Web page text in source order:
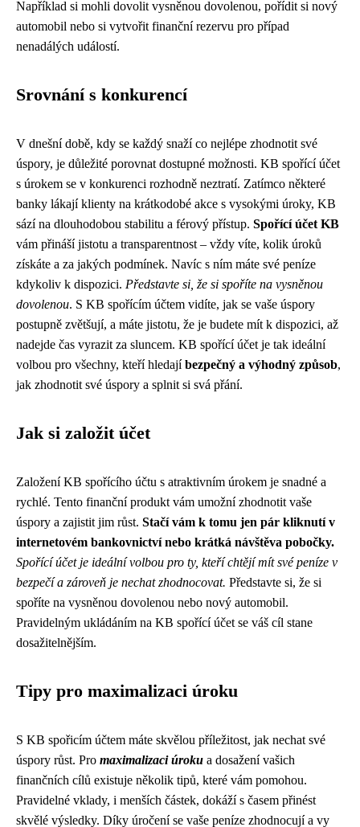
Například si mohli dovolit vysněnou dovolenou, pořídit si nový
automobil nebo si vytvořit finanční rezervu pro případ
nenadálých událostí.
Srovnání s konkurencí
V dnešní době, kdy se každý snaží co nejlépe zhodnotit své
úspory, je důležité porovnat dostupné možnosti. KB spořící účet
s úrokem se v konkurenci rozhodně neztratí. Zatímco některé
banky lákají klienty na krátkodobé akce s vysokými úroky, KB
sází na dlouhodobou stabilitu a férový přístup. Spořící účet KB
vám přináší jistotu a transparentnost – vždy víte, kolik úroků
získáte a za jakých podmínek. Navíc s ním máte své peníze
kdykoliv k dispozici. Představte si, že si spoříte na vysněnou
dovolenou. S KB spořícím účtem vidíte, jak se vaše úspory
postupně zvětšují, a máte jistotu, že je budete mít k dispozici, až
nadejde čas vyrazit za sluncem. KB spořící účet je tak ideální
volbou pro všechny, kteří hledajíbezpečný a výhodný způsob,
jak zhodnotit své úspory a splnit si svá přání.
Jak si založit účet
Založení KB spořícího účtu s atraktivním úrokem je snadné a
rychlé. Tento finanční produkt vám umožní zhodnotit vaše
úspory a zajistit jim růst. Stačí vám k tomu jen pár kliknutí v
internetovém bankovnictví nebo krátká návštěva pobočky.
Spořící účet je ideální volbou pro ty, kteří chtějí mít své peníze v
bezpečí a zároveň je nechat zhodnocovat. Představte si, že si
spoříte na vysněnou dovolenou nebo nový automobil.
Pravidelným ukládáním na KB spořící účet se váš cíl stane
dosažitelnějším.
Tipy pro maximalizaci úroku
S KB spořicím účtem máte skvělou příležitost, jak nechat své
úspory růst. Pro maximalizaci úroku a dosažení vašich
finančních cílů existuje několik tipů, které vám pomohou.
Pravidelné vklady, i menších částek, dokáží s časem přinést
skvělé výsledky. Díky úročení se vaše peníze zhodnocují a vy